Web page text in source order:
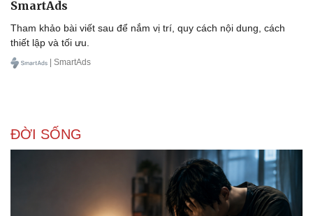
SmartAds
Tham khảo bài viết sau để nắm vị trí, quy cách nội dung, cách
thiết lập và tối ưu.
| SmartAds
ĐỜI SỐNG